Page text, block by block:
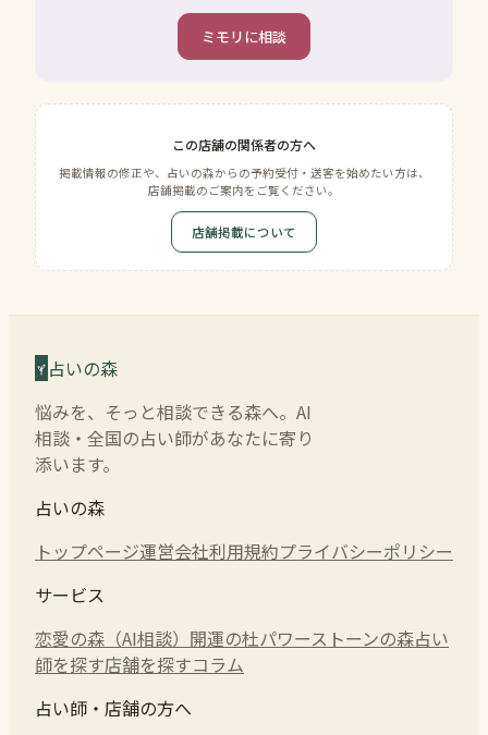
ミモリに相談
この店舗の関係者の方へ
掲載情報の修正や、占いの森からの予約受付・送客を始めたい方は、
店舗掲載のご案内をご覧ください。
店舗掲載について
占いの森
悩みを、そっと相談できる森へ。AI
相談・全国の占い師があなたに寄り
添います。
占いの森
トップページ運営会社利用規約プライバシーポリシー
サービス
恋愛の森（AI相談） 開運の杜パワーストーンの森占い
師を探す店舗を探すコラム
占い師・店舗の方へ